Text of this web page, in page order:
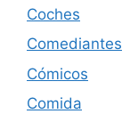
Coches
Comediantes
Cómicos
Comida